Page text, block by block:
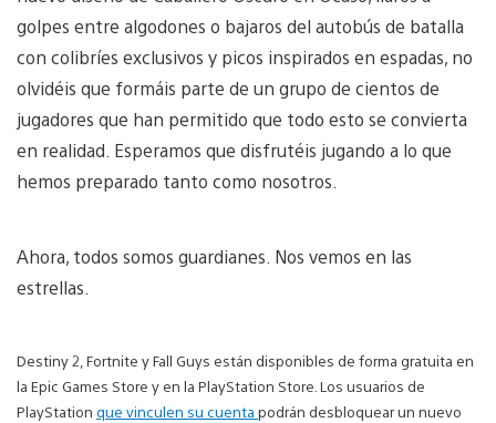
golpes entre algodones o bajaros del autobús de batalla
con colibríes exclusivos y picos inspirados en espadas, no
olvidéis que formáis parte de un grupo de cientos de
jugadores que han permitido que todo esto se convierta
en realidad. Esperamos que disfrutéis jugando a lo que
hemos preparado tanto como nosotros.
Ahora, todos somos guardianes. Nos vemos en las
estrellas.
Destiny 2, Fortnite y Fall Guys están disponibles de forma gratuita en
la Epic Games Store y en la PlayStation Store. Los usuarios de
PlayStation que vinculen su cuenta podrán desbloquear un nuevo